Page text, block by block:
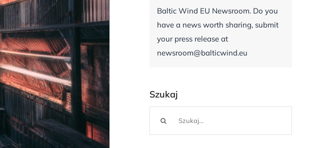
Baltic Wind EU Newsroom. Do you
have a news worth sharing, submit
your press release at
newsroom@balticwind.eu
Szukaj